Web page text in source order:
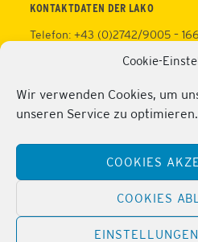
Cookie-
Wir verwenden Cookies, um
unseren Service zu optimieren.
COOKIES
COOKIES
KONTAKTDATEN DER LAKO
Telefon: +43 (0)2742/9005 –
https://lako.at
Datenschutz
Impressum
Telefon: +43 (0)2286/2202
Mobil: +43 (0)676/81213100
Fax: +43 (0)2286/2202/22
https://lako.at/lako-